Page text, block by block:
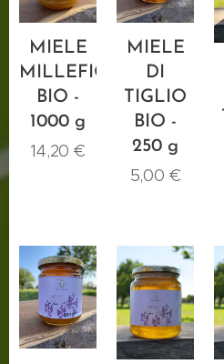
MIELE
MILLEFIORI
BIO -
1000 g
14,20 €
MIELE
DI
TIGLIO
BIO -
250 g
5,00 €